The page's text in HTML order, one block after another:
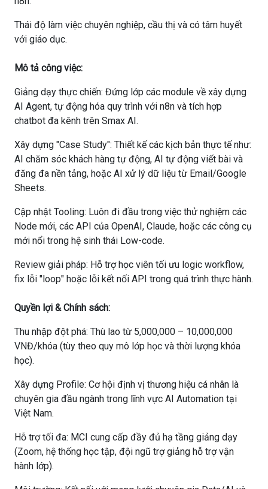
Thái độ làm việc chuyên nghiệp, cầu thị và có tâm huyết
với giáo dục.
Mô tả công việc:
Giảng dạy thực chiến: Đứng lớp các module về xây dựng
AI Agent, tự động hóa quy trình với n8n và tích hợp
chatbot đa kênh trên Smax AI.
Xây dựng "Case Study": Thiết kế các kịch bản thực tế như:
AI chăm sóc khách hàng tự động, AI tự động viết bài và
đăng đa nền tảng, hoặc AI xử lý dữ liệu từ Email/Google
Sheets.
Cập nhật Tooling: Luôn đi đầu trong việc thử nghiệm các
Node mới, các API của OpenAI, Claude, hoặc các công cụ
mới nổi trong hệ sinh thái Low-code.
Review giải pháp: Hỗ trợ học viên tối ưu logic workflow,
fix lỗi "loop" hoặc lỗi kết nối API trong quá trình thực hành.
Quyền lợi & Chính sách:
Thu nhập đột phá: Thù lao từ 5,000,000 – 10,000,000
VNĐ/khóa (tùy theo quy mô lớp học và thời lượng khóa
học).
Xây dựng Profile: Cơ hội định vị thương hiệu cá nhân là
chuyên gia đầu ngành trong lĩnh vực AI Automation tại
Việt Nam.
Hỗ trợ tối đa: MCI cung cấp đầy đủ hạ tầng giảng dạy
(Zoom, hệ thống học tập, đội ngũ trợ giảng hỗ trợ vận
hành lớp).